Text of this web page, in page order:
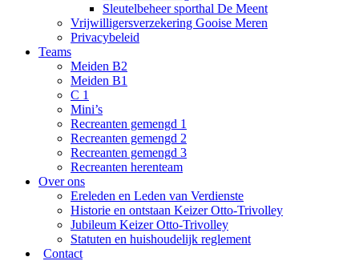
Sleutelbeheer sporthal De Meent
Vrijwilligersverzekering Gooise Meren
Privacybeleid
Teams
Meiden B2
Meiden B1
C 1
Mini’s
Recreanten gemengd 1
Recreanten gemengd 2
Recreanten gemengd 3
Recreanten herenteam
Over ons
Ereleden en Leden van Verdienste
Historie en ontstaan Keizer Otto-Trivolley
Jubileum Keizer Otto-Trivolley
Statuten en huishoudelijk reglement
Contact